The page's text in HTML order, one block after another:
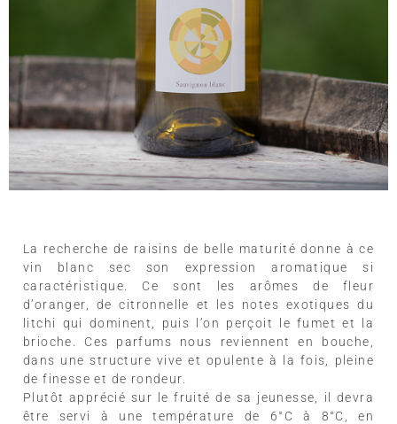
La recherche de raisins de belle maturité donne à ce
vin blanc sec son expression aromatique si
caractéristique. Ce sont les arômes de fleur
d’oranger, de citronnelle et les notes exotiques du
litchi qui dominent, puis l’on perçoit le fumet et la
brioche. Ces parfums nous reviennent en bouche,
dans une structure vive et opulente à la fois, pleine
de finesse et de rondeur.
Plutôt apprécié sur le fruité de sa jeunesse, il devra
être servi à une température de 6°C à 8°C, en